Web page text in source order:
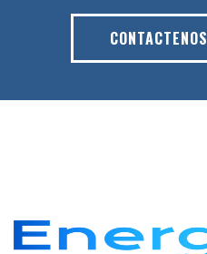
CONTACTENOS